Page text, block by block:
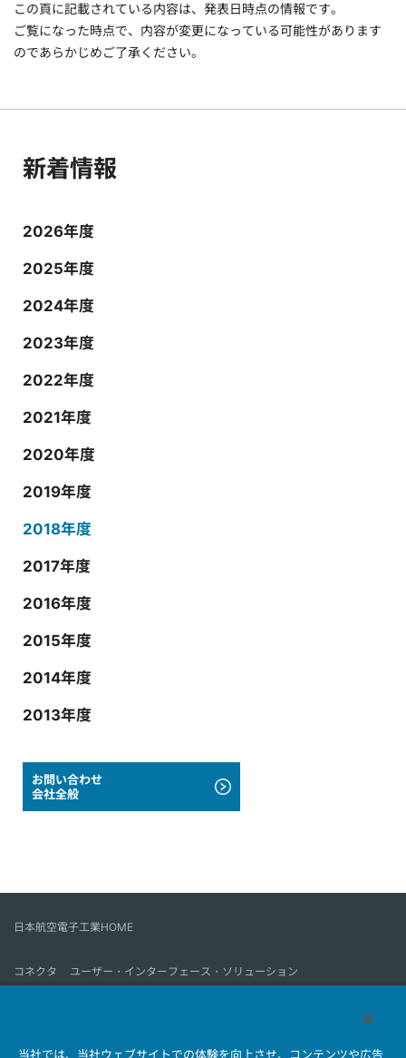
この頁に記載されている内容は、発表日時点の情報です。
ご覧になった時点で、内容が変更になっている可能性があります
のであらかじめご了承ください。
新着情報
2026年度
2025年度
2024年度
2023年度
2022年度
2021年度
2020年度
2019年度
2018年度
2017年度
2016年度
2015年度
2014年度
2013年度
お問い合わせ
会社全般
日本航空電子工業HOME
コネクタ
ユーザー・インターフェース・ソリューション
当社では、当社ウェブサイトでの体験を向上させ、コンテンツや広告